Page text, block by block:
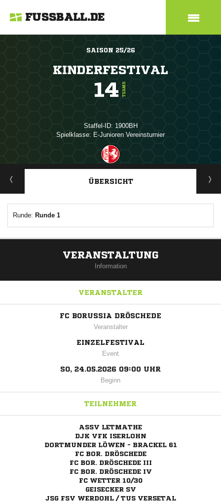
FUSSBALL.DE
SAISON 25/26
KINDERFESTIVAL
14 TEAMS
Staffel-ID: 1900BH
Spielklasse: E-Junioren Vereinsturnier
ANZEIGE
ÜBERSICHT
Runde: Runde 1
VERANSTALTUNG
Information
VERANSTALTER
FC BORUSSIA DRÖSCHEDE
Veranstalter
EINZELFESTIVAL
Event
SO, 24.05.2026 09:00 UHR
Beginn
TEILNEHMER
ASSV LETMATHE
DJK VFK ISERLOHN
DORTMUNDER LÖWEN - BRACKEL 61
FC BOR. DRÖSCHEDE
FC BOR. DRÖSCHEDE III
FC BOR. DRÖSCHEDE IV
FC WETTER 10/30
GEISECKER SV
JSG FSV WERDOHL / TUS VERSETAL